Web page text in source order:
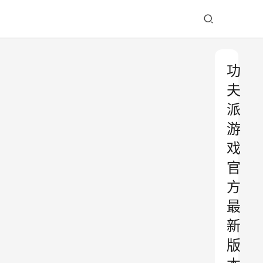
功
夫
派
游
戏
官
方
最
新
版